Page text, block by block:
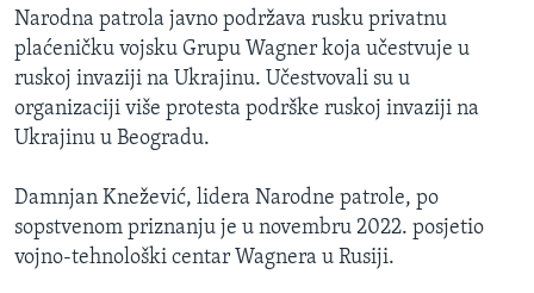
Narodna patrola javno podržava rusku privatnu
plaćeničku vojsku Grupu Wagner koja učestvuje u
ruskoj invaziji na Ukrajinu. Učestvovali su u
organizaciji više protesta podrške ruskoj invaziji na
Ukrajinu u Beogradu.
Damnjan Knežević, lidera Narodne patrole, po
sopstvenom priznanju je u novembru 2022. posjetio
vojno-tehnološki centar Wagnera u Rusiji.